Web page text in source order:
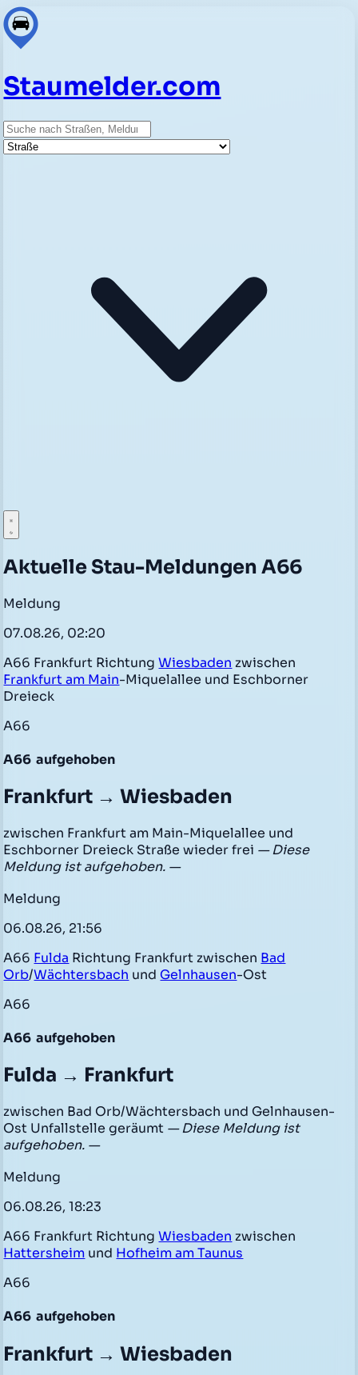
Staumelder.com
Suche
Straße
Aktuelle Stau-Meldungen A66
Meldung
07.08.26, 02:20
A66 Frankfurt RichtungWiesbaden zwischen
Frankfurt am Main-Miquelallee und Eschborner
Dreieck
A66
A66 aufgehoben
Frankfurt → Wiesbaden
zwischen Frankfurt am Main-Miquelallee und
Eschborner Dreieck Straße wieder frei — Diese
Meldung ist aufgehoben. —
Meldung
06.08.26, 21:56
A66 Fulda Richtung Frankfurt zwischen Bad
Orb/Wächtersbach und Gelnhausen-Ost
A66
A66 aufgehoben
Fulda → Frankfurt
zwischen Bad Orb/Wächtersbach und Gelnhausen-
Ost Unfallstelle geräumt — Diese Meldung ist
aufgehoben. —
Meldung
06.08.26, 18:23
A66 Frankfurt RichtungWiesbaden zwischen
Hattersheim und Hofheim am Taunus
A66
A66 aufgehoben
Frankfurt → Wiesbaden